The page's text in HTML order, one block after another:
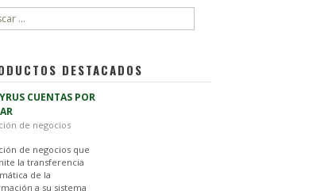
DESTACADOS
CUENTAS POR
de negocios
de negocios que
la transferencia
de la
a su sistema